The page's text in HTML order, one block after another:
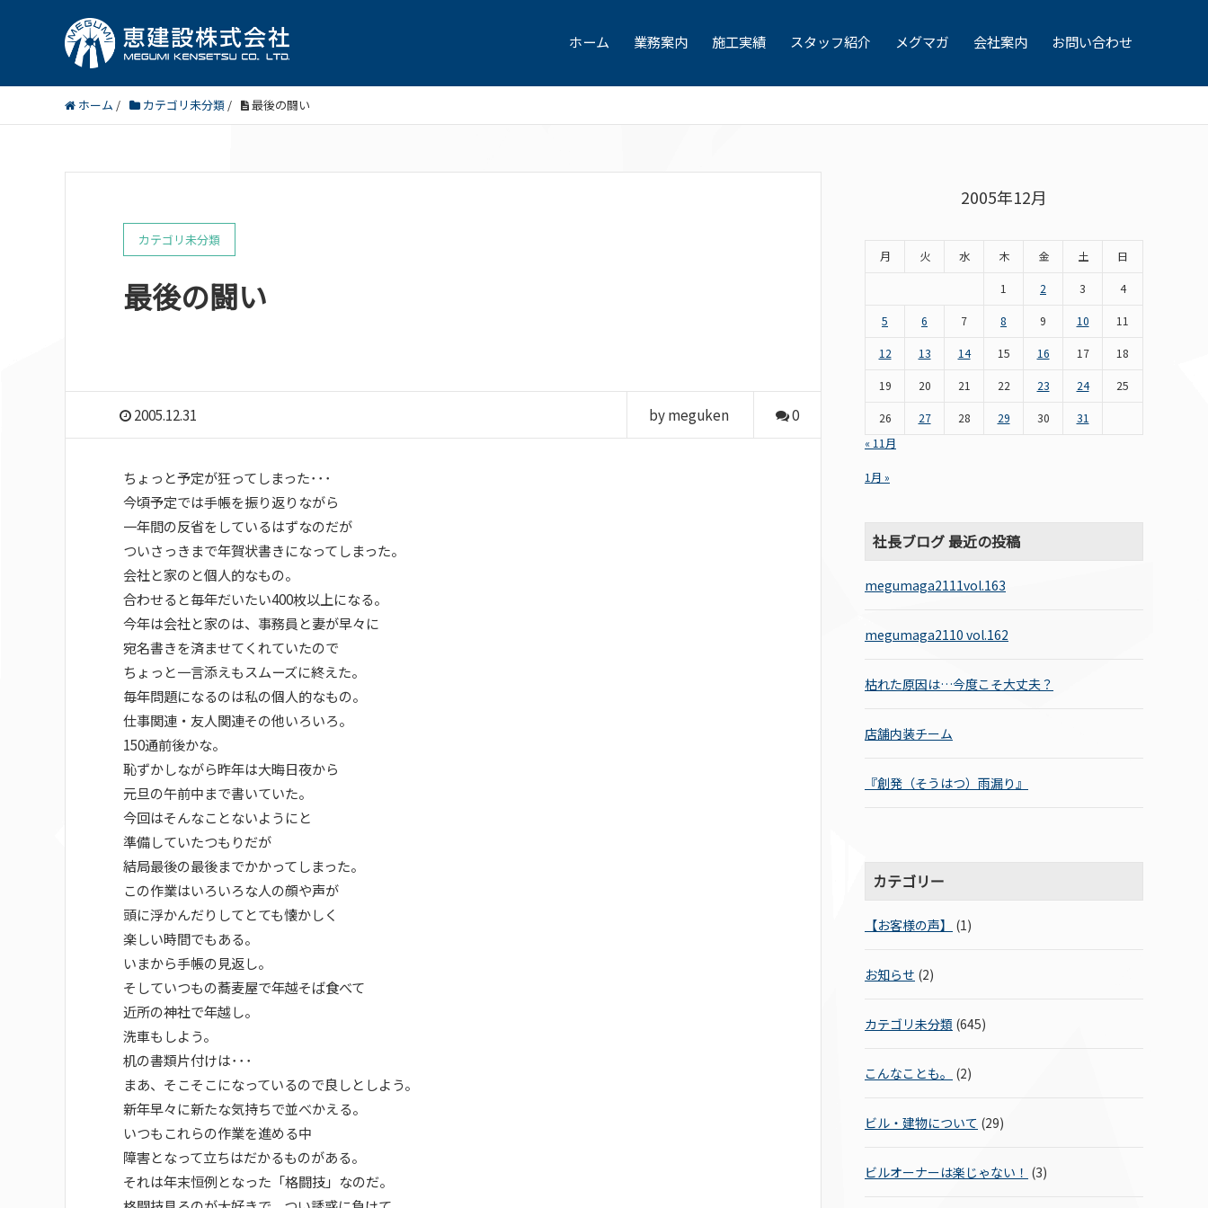
ホーム 業務案内 施工実績 スタッフ紹介 メグマガ 会社案内 お問い合わせ
ホーム / カテゴリ未分類 / 最後の闘い
カテゴリ未分類
最後の闘い
2005.12.31 by meguken 0
ちょっと予定が狂ってしまった･･･
今頃予定では手帳を振り返りながら
一年間の反省をしているはずなのだが
ついさっきまで年賀状書きになってしまった。
会社と家のと個人的なもの。
合わせると毎年だいたい400枚以上になる。
今年は会社と家のは、事務員と妻が早々に
宛名書きを済ませてくれていたので
ちょっと一言添えもスムーズに終えた。
毎年問題になるのは私の個人的なもの。
仕事関連・友人関連その他いろいろ。
150通前後かな。
恥ずかしながら昨年は大晦日夜から
元旦の午前中まで書いていた。
今回はそんなことないようにと
準備していたつもりだが
結局最後の最後までかかってしまった。
この作業はいろいろな人の顔や声が
頭に浮かんだりしてとても懐かしく
楽しい時間でもある。
いまから手帳の見返し。
そしていつもの蕎麦屋で年越そば食べて
近所の神社で年越し。
洗車もしよう。
机の書類片付けは･･･
まあ、そこそこになっているので良しとしよう。
新年早々に新たな気持ちで並べかえる。
いつもこれらの作業を進める中
障害となって立ちはだかるものがある。
それは年末恒例となった「格闘技」なのだ。
2005年12月
月 火 水 木 金 土
日
1
2 3
4
5
6 7 8 9 10
11
12
13 14 15 16 17
18
19
20 21 22 23 24
25
26
27 28 29 30
31
« 11月
1月 »
社長ブログ 最近の投稿
megumaga2111vol.163
megumaga2110 vol.162
枯れた原因は…今度こそ大丈夫？
店舗内装チーム
『創発（そうはつ）雨漏り』
カテゴリー
【お客様の声】 (1)
お知らせ (2)
カテゴリ未分類 (645)
こんなことも。 (2)
ビル・建物について (29)
ビルオーナーは楽じゃない！ (3)